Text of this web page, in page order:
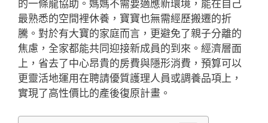
的一條龍協助。媽媽不需要適應新環境，能在自己
最熟悉的空間裡休養，寶寶也無需經歷搬遷的折
騰。對於有大寶的家庭而言，更避免了親子分離的
焦慮，全家都能共同迎接新成員的到來。經濟層面
上，省去了中心昂貴的房費與隱形消費，預算可以
更靈活地運用在聘請優質護理人員或調養品項上，
實現了高性價比的產後復原計畫。